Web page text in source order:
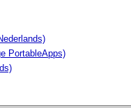
PortableApps)